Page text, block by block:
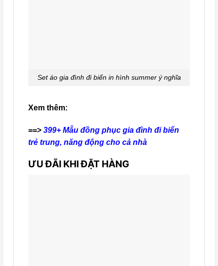
Set áo gia đình đi biển in hình summer ý nghĩa
Xem thêm:
==>399+ Mẫu đồng phục gia đình đi biển
trẻ trung, năng động cho cả nhà
ƯU ĐÃI KHI ĐẶT HÀNG